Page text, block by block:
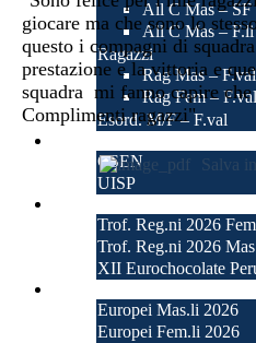
All C Mas – SF
All C Mas – F.li
Ragazzi
Rag Mas – F.val
Rag Fem – F.val
Esord. M/F – F.val
CSEN
UISP
Trof. Reg.ni 2026 Fem
Trof. Reg.ni 2026 Mas
XII Eurochocolate
Europei Mas.li 2026
Europei Fem.li 2026
giocare ma che sono lo
questo i compagni di
prestazione e la vittoria e
squadra mi fanno capire
Complimenti ragazzi"
Salva